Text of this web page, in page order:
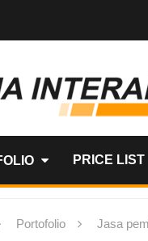
PRICE LIST
Portofolio Jasa